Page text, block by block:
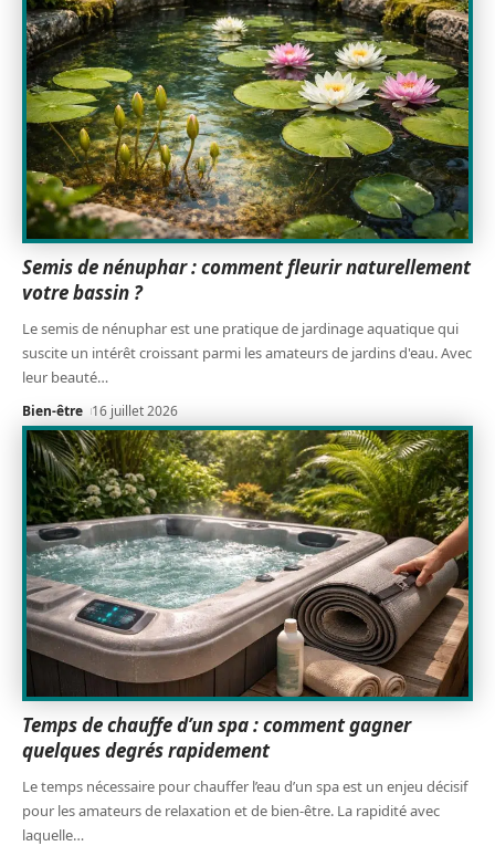
Semis de nénuphar : comment fleurir naturellement
votre bassin ?
Le semis de nénuphar est une pratique de jardinage aquatique qui
suscite un intérêt croissant parmi les amateurs de jardins d'eau. Avec
leur beauté…
Bien-être 16 juillet 2026
Temps de chauffe d’un spa : comment gagner
quelques degrés rapidement
Le temps nécessaire pour chauffer l’eau d’un spa est un enjeu décisif
pour les amateurs de relaxation et de bien-être. La rapidité avec
laquelle…